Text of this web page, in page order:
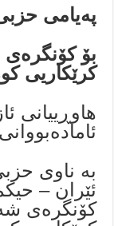
پەیامی
بۆ
کرێکاریی
هاوڕییانی
بە ناوی
ئێران –
کۆنگرەی